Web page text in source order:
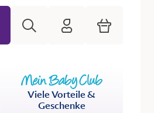
HiPP Mein Babyclub
Warenkorb
Viele Vorteile &
Geschenke